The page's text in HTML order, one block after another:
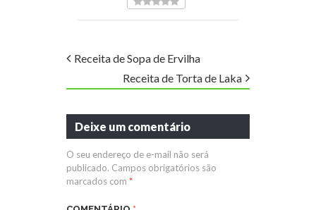
Receita de Sopa de Ervilha
Receita de Torta de Laka
Deixe um comentário
O seu endereço de e-mail não será
publicado. Campos obrigatórios são
marcados com *